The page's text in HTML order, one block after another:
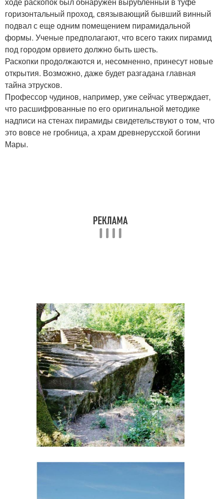
горизонтальный проход, связывающий бывший винный
подвал с еще одним помещением пирамидальной
формы. Ученые предполагают, что всего таких пирамид
под городом орвието должно быть шесть.
Раскопки продолжаются и, несомненно, принесут новые
открытия. Возможно, даже будет разгадана главная
тайна этрусков.
Профессор чудинов, например, уже сейчас утверждает,
что расшифрованные по его оригинальной методике
надписи на стенах пирамиды свидетельствуют о том, что
это вовсе не гробница, а храм древнерусской богини
Мары.